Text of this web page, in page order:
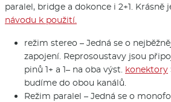
paralel, bridge a dokonce i 2+1.
návodu k použití.
režim stereo – Jedná se o
zapojení. Reprosoustavy jsou
pinů 1+ a 1– na oba výst. konektory
budíme do obou kanálů.
Režim paralel – Jedná se o